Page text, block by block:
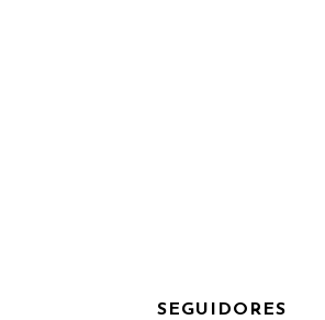
SEGUIDORES